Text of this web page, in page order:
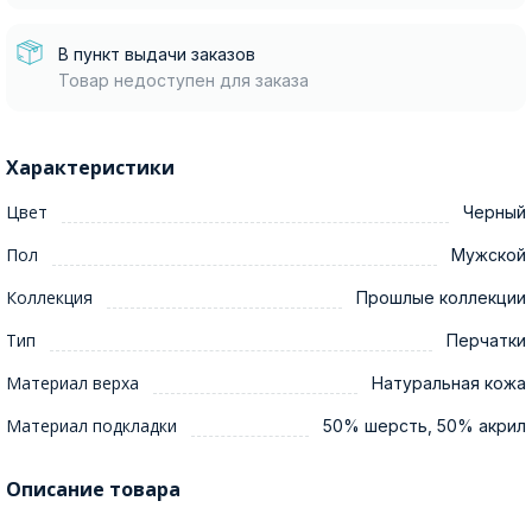
В пункт выдачи заказов
Товар недоступен для заказа
Характеристики
Цвет Черный
Пол Мужской
Коллекция Прошлые коллекции
Тип Перчатки
Материал верха Натуральная кожа
Материал подкладки 50% шерсть, 50% акрил
Описание товара